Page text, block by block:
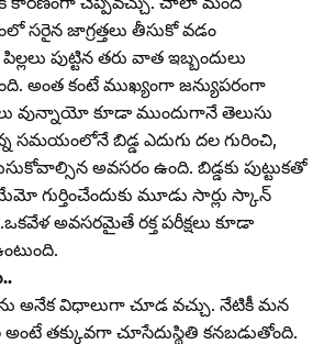
జాగ్రత్తలు తీసుకో వడం
పుట్టిన తరు వాత ఇబ్బందులు
అంత కంటే ముఖ్యంగా జన్యుపరంగా
వున్నాయో కూడా ముందుగానే తెలుసు
సమయంలోనే బిడ్డ ఎదుగు దల గురించి,
అవసరం ఉంది. బిడ్డకు పుట్టుకతో
గుర్తించేందుకు మూడు సార్లు స్కాన్‌
అవసరమైతే రక్త పరీక్షలు కూడా
విధాలుగా చూడ వచ్చు. నేటికీ మన
తక్కువగా చూసేదుస్థితి కనబడుతోంది.